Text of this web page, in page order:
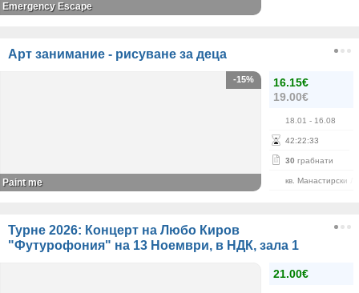
Emergency Escape
Арт занимание - рисуване за деца
16.15€
19.00€
18.01 - 16.08
42:22:33
30 грабнати
кв. Манастирски
-15%
Paint me
Турне 2026: Концерт на Любо Киров
"Футурофония" на 13 Ноември, в НДК, зала 1
21.00€